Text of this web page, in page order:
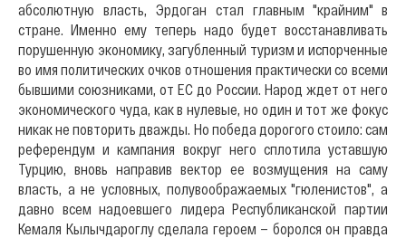
абсолютную власть, Эрдоган стал главным "крайним" в
стране. Именно ему теперь надо будет восстанавливать
порушенную экономику, загубленный туризм и испорченные
во имя политических очков отношения практически со всеми
бывшими союзниками, от ЕС до России. Народ ждет от него
экономического чуда, как в нулевые, но один и тот же фокус
никак не повторить дважды. Но победа дорогого стоило: сам
референдум и кампания вокруг него сплотила уставшую
Турцию, вновь направив вектор ее возмущения на саму
власть, а не условных, полувоображаемых "гюленистов", а
давно всем надоевшего лидера Республиканской партии
Кемаля Кылычдароглу сделала героем — боролся он правда